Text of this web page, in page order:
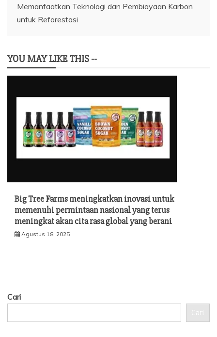
pos
Memanfaatkan Teknologi dan Pembiayaan Karbon
untuk Reforestasi
YOU MAY LIKE THIS --
Big Tree Farms meningkatkan inovasi untuk
memenuhi permintaan nasional yang terus
meningkat akan cita rasa global yang berani
Agustus 18, 2025
Cari
Cari